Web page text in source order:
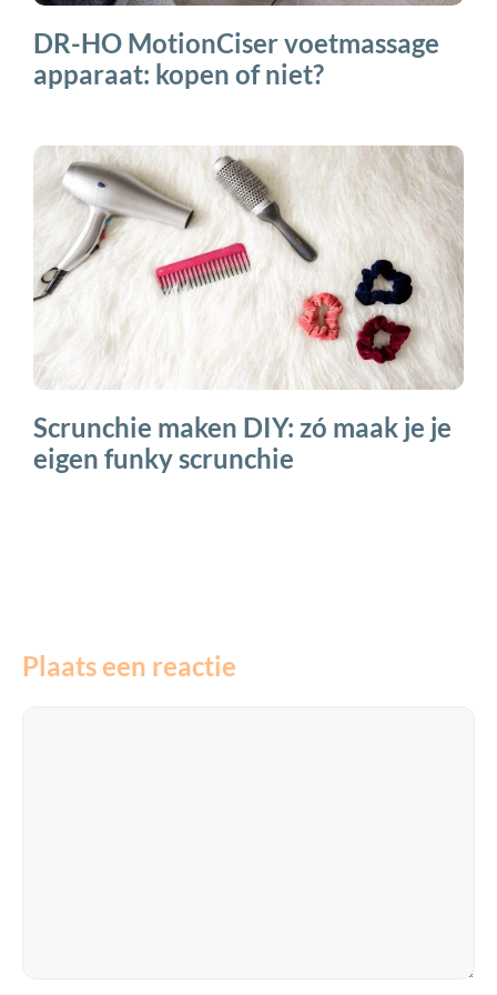
DR-HO MotionCiser voetmassage
apparaat: kopen of niet?
Scrunchie maken DIY: zó maak je je
eigen funky scrunchie
Plaats een reactie